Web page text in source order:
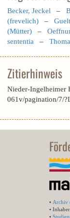
Becker, Jeckel –
(frevelich) –
(Mütter) –
sententia –
Zitierhinweis
Nieder-Ingelheimer
061v/pagination/7/
• Archiv
•
•